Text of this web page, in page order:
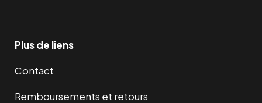
Plus de liens
Contact
Remboursements et retours